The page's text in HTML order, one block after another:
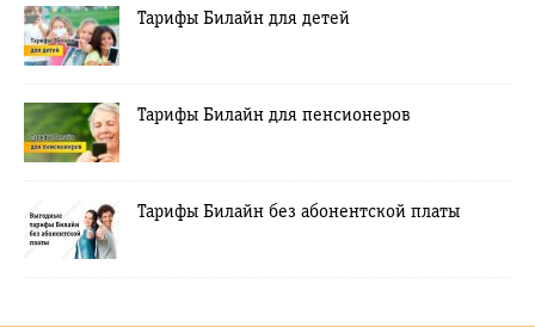
Тарифы Билайн для детей
Тарифы Билайн для пенсионеров
Тарифы Билайн без абонентской платы